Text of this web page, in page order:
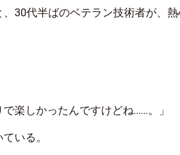
30代半ばのベテラン技術者が、
楽しかったんですけどね……。」
いる。